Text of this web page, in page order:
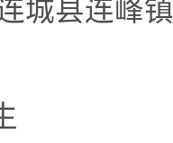
城县连峰